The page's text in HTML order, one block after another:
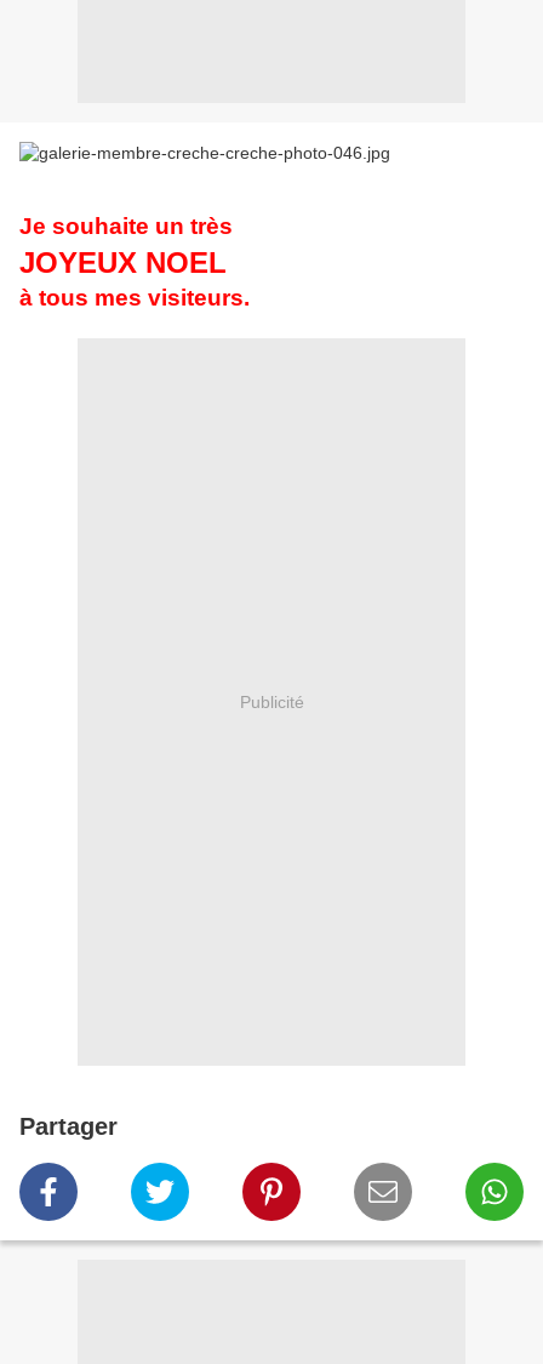
Je souhaite un très
JOYEUX NOEL
à tous mes visiteurs.
Publicité
Partager